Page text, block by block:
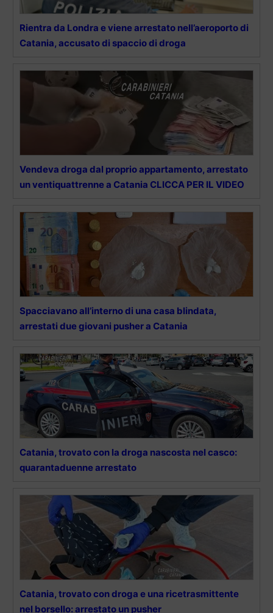
Rientra da Londra e viene arrestato nell’aeroporto di
Catania, accusato di spaccio di droga
Vendeva droga dal proprio appartamento, arrestato
un ventiquattrenne a Catania CLICCA PER IL VIDEO
Spacciavano all’interno di una casa blindata,
arrestati due giovani pusher a Catania
Catania, trovato con la droga nascosta nel casco:
quarantaduenne arrestato
Catania, trovato con droga e una ricetrasmittente
nel borsello: arrestato un pusher